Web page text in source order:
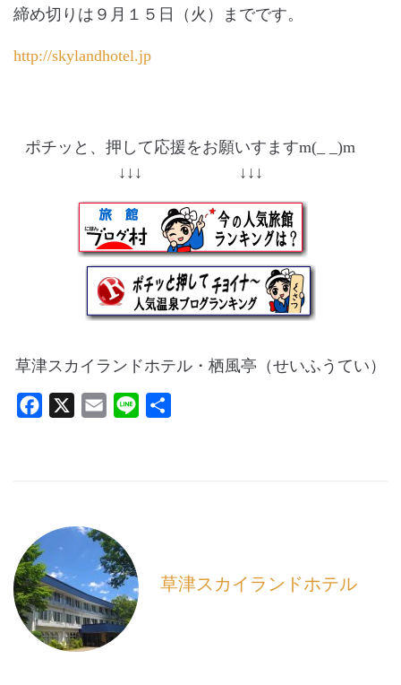
締め切りは９月１５日（火）までです。
http://skylandhotel.jp
ポチッと、押して応援をお願いすますm(_ _)m
↓↓↓ ↓↓↓
草津スカイランドホテル・栖風亭（せいふうてい）
o
o
k
草津スカイランドホテル